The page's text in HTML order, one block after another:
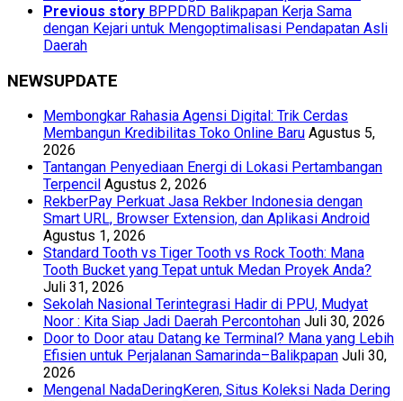
Previous story BPPDRD Balikpapan Kerja Sama
dengan Kejari untuk Mengoptimalisasi Pendapatan Asli
Daerah
NEWSUPDATE
Membongkar Rahasia Agensi Digital: Trik Cerdas
Membangun Kredibilitas Toko Online Baru Agustus 5,
2026
Tantangan Penyediaan Energi di Lokasi Pertambangan
Terpencil Agustus 2, 2026
RekberPay Perkuat Jasa Rekber Indonesia dengan
Smart URL, Browser Extension, dan Aplikasi Android
Agustus 1, 2026
Standard Tooth vs Tiger Tooth vs Rock Tooth: Mana
Tooth Bucket yang Tepat untuk Medan Proyek Anda?
Juli 31, 2026
Sekolah Nasional Terintegrasi Hadir di PPU, Mudyat
Noor : Kita Siap Jadi Daerah Percontohan Juli 30, 2026
Door to Door atau Datang ke Terminal? Mana yang Lebih
Efisien untuk Perjalanan Samarinda–Balikpapan Juli 30,
2026
Mengenal NadaDeringKeren, Situs Koleksi Nada Dering